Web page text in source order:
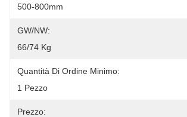
500-800mm
GW/NW:
66/74 Kg
Quantità Di Ordine Minimo:
1 Pezzo
Prezzo: